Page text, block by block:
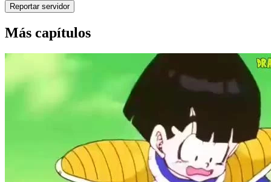
Reportar servidor
Más capítulos